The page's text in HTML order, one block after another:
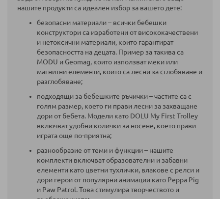
нашите продукти са идеален избор за вашето дете:
безопасни материали – всички бебешки
конструктори са изработени от висококачествени
и нетоксични материали, които гарантират
безопасността на децата. Пример за такива са
MODU и Geomag, които използват меки или
магнитни елементи, които са лесни за сглобяване и
разглобяване;
подходящи за бебешките ръчички – частите са с
голям размер, което ги прави лесни за захващане
дори от бебета. Модели като DOLU My First Trolley
включват удобни колички за носене, което прави
играта още по-приятна;
разнообразие от теми и функции – нашите
комплекти включват образователни и забавни
елементи като цветни тухлички, влакове с релси и
дори герои от популярни анимации като Peppa Pig
и Paw Patrol. Това стимулира творчеството и